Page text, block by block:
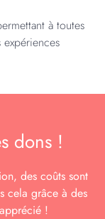
à toutes
expériences
dons !
des coûts sont
cela grâce à des
!